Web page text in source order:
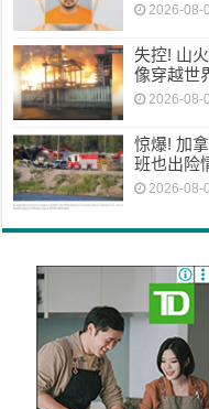
2026-08-
失控! 山
像穿越世
2026-08-
惊爆! 加
班也出险
2026-08-